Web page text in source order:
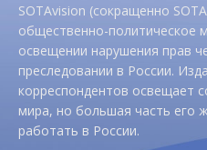
SOTAvision (сокращенно
общественно-политическое
освещении нарушения прав
преследовании в России.
корреспондентов освещает
мира, но большая часть его
работать в России.